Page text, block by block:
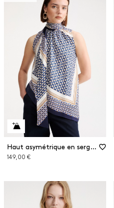
Haut asymétrique en sergé de viscose
149,00 €